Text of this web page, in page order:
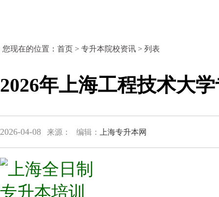
您现在的位置： 首页 > 专升本院校资讯 > 列表
2026年上海工程技术大
2026-04-08 来源： 编辑： 上海专升本网